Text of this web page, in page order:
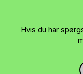
Hvis du har